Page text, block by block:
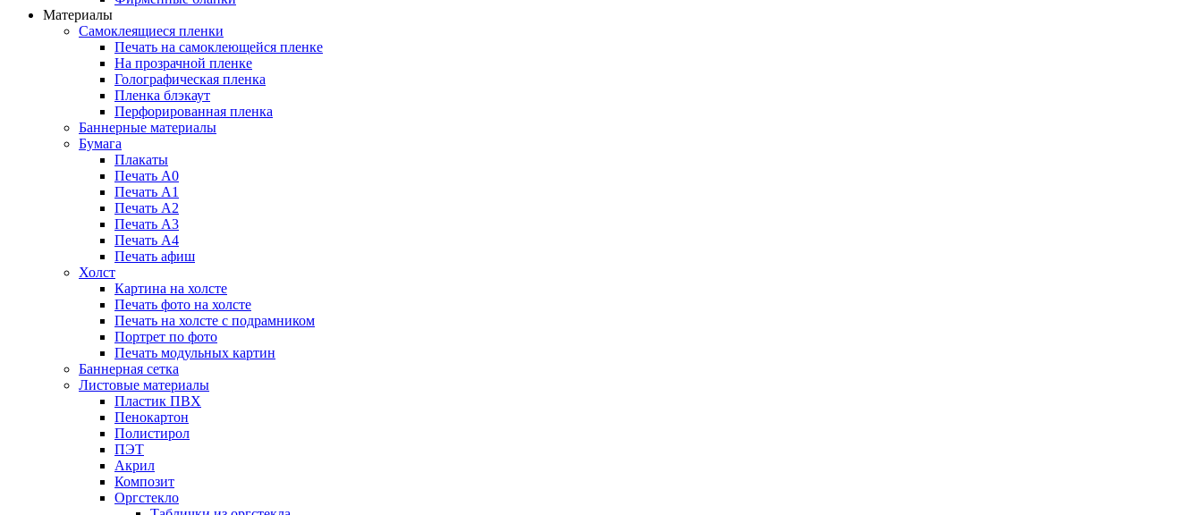
Материалы
Самоклеящиеся пленки
Печать на самоклеющейся пленке
На прозрачной пленке
Голографическая пленка
Пленка блэкаут
Перфорированная пленка
Баннерные материалы
Бумага
Плакаты
Печать А0
Печать А1
Печать А2
Печать А3
Печать А4
Печать афиш
Холст
Картина на холсте
Печать фото на холсте
Печать на холсте с подрамником
Портрет по фото
Печать модульных картин
Баннерная сетка
Листовые материалы
Пластик ПВХ
Пенокартон
Полистирол
ПЭТ
Акрил
Композит
Оргстекло